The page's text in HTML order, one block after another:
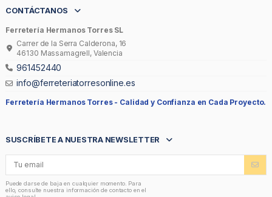
CONTÁCTANOS
Ferretería Hermanos Torres SL
Carrer de la Serra Calderona, 16
46130 Massamagrell, Valencia
961452440
info@ferreteriatorresonline.es
Ferretería Hermanos Torres - Calidad y Confianza en Cada Proyecto.
SUSCRÍBETE A NUESTRA NEWSLETTER
Puede darse de baja en cualquier momento. Para
ello, consulte nuestra información de contacto en el